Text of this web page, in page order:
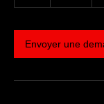
Envoyer une